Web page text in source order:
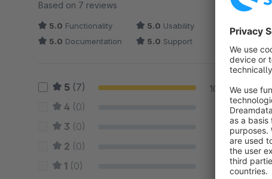
Average rating of 5 out of 5 stars
Based on 7 reviews
5.0 Functionality 5.0 Usability
5.0 Documentation 5.0 Support
5 (7) 100 %
4 (0) 0 %
3 (0) 0 %
2 (0) 0 %
1 (0) 0 %